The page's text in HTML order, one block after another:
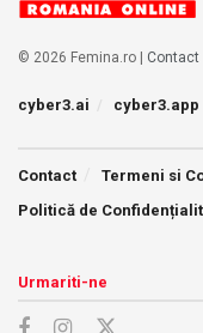
© 2026 Femina.ro | Contact
cyber3.ai cyber3.app
Contact Termeni si
Politică de
Urmariti-ne